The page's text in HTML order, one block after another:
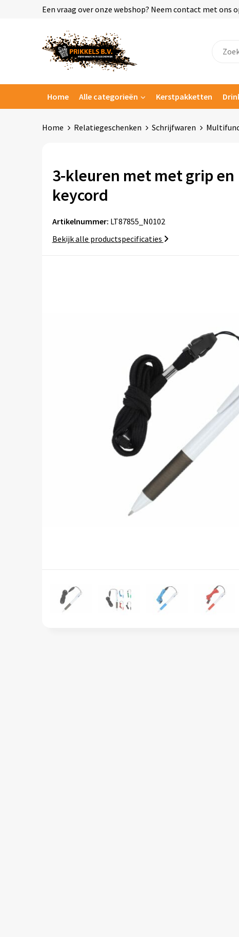
Een vraag over onze webshop? Neem contact met ons
Home Alle categorieën Kerstpakketten
Home Relatiegeschenken Schrijfwaren
3-kleuren met met grip en
keycord
Artikelnummer: LT87855_N0102
Bekijk alle productspecificaties